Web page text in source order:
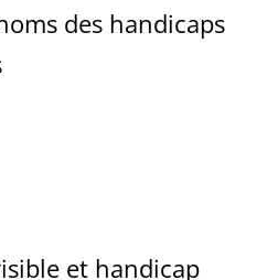
des handicaps
et handicap